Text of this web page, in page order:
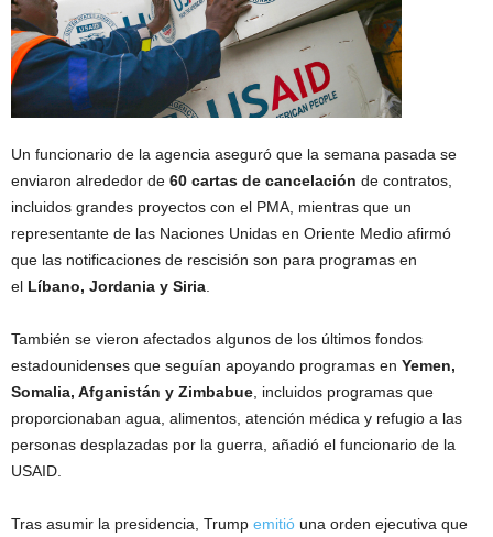
Un funcionario de la agencia aseguró que la semana pasada se
enviaron alrededor de 60 cartas de cancelación de contratos,
incluidos grandes proyectos con el PMA, mientras que un
representante de las Naciones Unidas en Oriente Medio afirmó
que las notificaciones de rescisión son para programas en
el Líbano, Jordania y Siria
También se vieron afectados algunos de los últimos fondos
estadounidenses que seguían apoyando programas en Yemen,
Somalia, Afganistán y Zimbabue , incluidos programas que
proporcionaban agua, alimentos, atención médica y refugio a las
personas desplazadas por la guerra, añadió el funcionario de la
USAID.
Tras asumir la presidencia, Trump emitió una orden ejecutiva que